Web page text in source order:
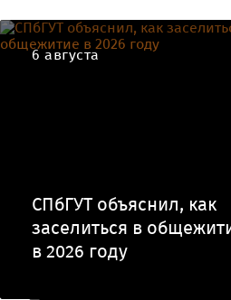
6 августа
СПбГУТ объяснил, как
заселиться в
в 2026 году